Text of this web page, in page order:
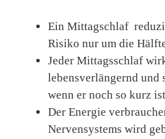
Ein Mittagschlaf
Risiko nur um die
Jeder Mittagsschlaf
lebensverlängernd und
wenn er noch so kurz ist
Der Energie
Nerven­systems wird